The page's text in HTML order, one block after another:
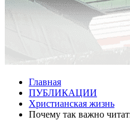
Главная
ПУБЛИКАЦИИ
Христианская жизнь
Почему так важно